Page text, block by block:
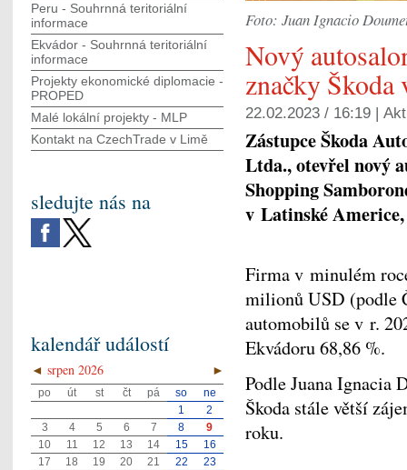
Foto: Juan Ignacio
Nový
značky Škoda
22.02.2023 / 16:19 |
Zástupce Škoda
Ltda., otevřel nový
Shopping
v Latinské Americe,
Firma v minulém
milionů USD (podle
automobilů se v r.
Ekvádoru 68,86 %.
Podle Juana Ignacia
Škoda stále větší
roku.
Peru - Souhrnná teritoriální
informace
Ekvádor - Souhrnná teritoriální
informace
Projekty ekonomické diplomacie -
PROPED
Malé lokální projekty - MLP
Kontakt na CzechTrade v Limě
sledujte nás na
kalendář událostí
◄ ►
srpen 2026
po út st čt pá so
ne
1
2
3
4 5 6 7 8
9
10
11 12 13 14 15
16
17
18 19 20 21 22
23